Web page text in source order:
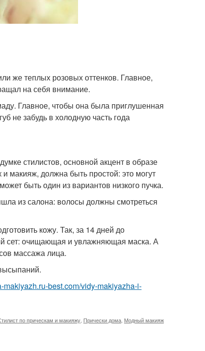
же теплых розовых оттенков. Главное,
на себя внимание.
Главное, чтобы она была приглушенная
не забудь в холодную часть года
стилистов, основной акцент в образе
макияж, должна быть простой: это могут
быть один из вариантов низкого пучка.
из салона: волосы должны смотреться
кожу. Так, за 14 дней до
сет: очищающая и увлажняющая маска. А
массажа лица.
makiyazh.ru-best.com/vidy-makiyazha-i-
по прическам и макияжу Прически дома Модный макияж